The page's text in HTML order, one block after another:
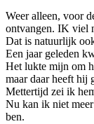
Weer alleen, voor
ontvangen. IK viel
Dat is natuurlijk
Een jaar geleden
Het lukte mijn om
maar daar heeft hij
Mettertijd zei ik
Nu kan ik niet
ben.